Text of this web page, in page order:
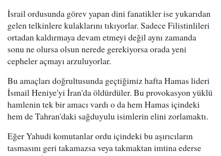
İsrail ordusunda görev yapan dini fanatikler ise yukarıdan
gelen telkinlere kulaklarını tıkıyorlar. Sadece Filistinlileri
ortadan kaldırmaya devam etmeyi değil aynı zamanda
sonu ne olursa olsun nerede gerekiyorsa orada yeni
cepheler açmayı arzuluyorlar.
Bu amaçları doğrultusunda geçtiğimiz hafta Hamas lideri
İsmail Heniye'yi İran'da öldürdüler. Bu provokasyon yüklü
hamlenin tek bir amacı vardı o da hem Hamas içindeki
hem de Tahran'daki sağduyulu isimlerin elini zorlamaktı.
Eğer Yahudi komutanlar ordu içindeki bu aşırıcıların
tasmasını geri takamazsa veya takmaktan imtina ederse